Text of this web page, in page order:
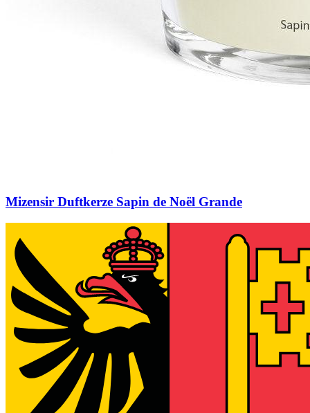
Mizensir Duftkerze Sapin de Noël Grande